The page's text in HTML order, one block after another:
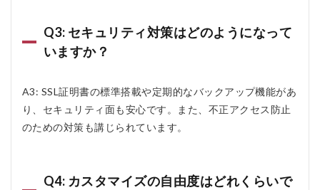
Q3: セキュリティ対策はどのようになって
いますか？
A3: SSL証明書の標準搭載や定期的なバックアップ機能があ
り、セキュリティ面も安心です。また、不正アクセス防止
のための対策も講じられています。
Q4: カスタマイズの自由度はどれくらいで